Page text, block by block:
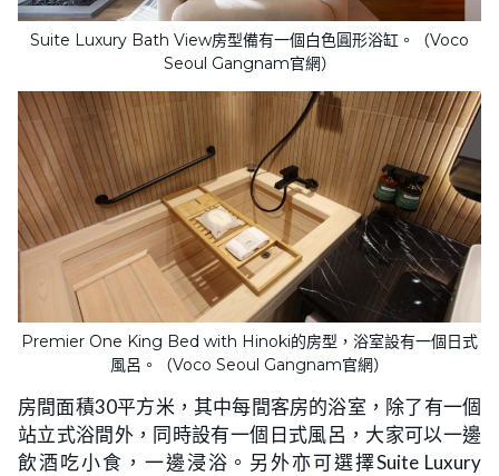
Suite Luxury Bath View房型備有一個白色圓形浴缸。（Voco
Seoul Gangnam官網）
Premier One King Bed with Hinoki的房型，浴室設有一個日式
風呂。（Voco Seoul Gangnam官網）
房間面積30平方米，其中每間客房的浴室，除了有一個
站立式浴間外，同時設有一個日式風呂，大家可以一邊
飲酒吃小食，一邊浸浴。另外亦可選擇Suite Luxury